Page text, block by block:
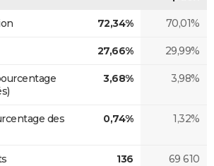
72,34% 70,01%
27,66% 29,99%
3,68% 3,98%
des
0,74% 1,32%
136 69 610